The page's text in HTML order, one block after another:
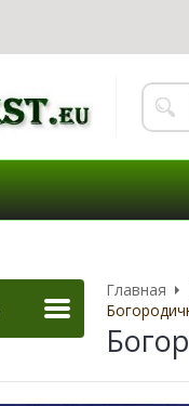
Главная